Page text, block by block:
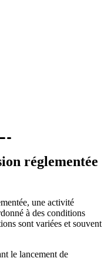
réglementée
une activité
à des conditions
sont variées et souvent
le lancement de